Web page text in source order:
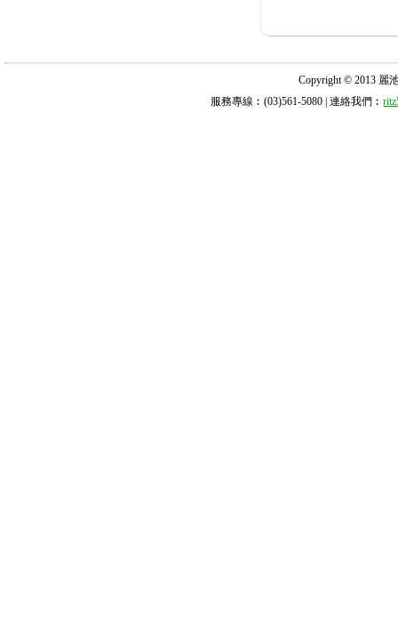
Copyright © 2013 麗
服務專線︰(03)561-5080 | 連絡我們︰